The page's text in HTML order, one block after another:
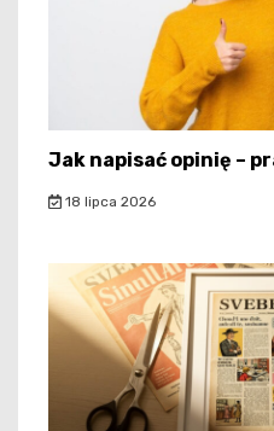
Jak napisać opinię –
18 lipca 2026